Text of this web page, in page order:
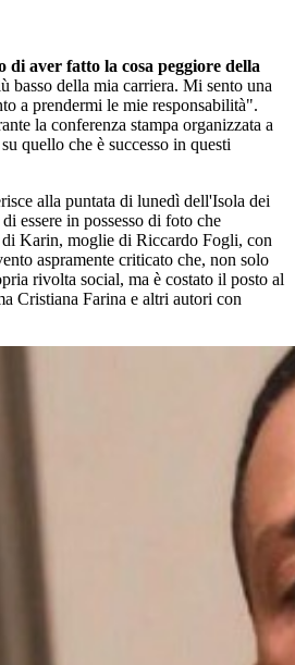
di aver fatto la cosa peggiore della
basso della mia carriera. Mi sento una
a prendermi le mie responsabilità".
la conferenza stampa organizzata a
quello che è successo in questi
alla puntata di lunedì dell'Isola dei
essere in possesso di foto che
Karin, moglie di Riccardo Fogli, con
aspramente criticato che, non solo
rivolta social, ma è costato il posto al
Cristiana Farina e altri autori con